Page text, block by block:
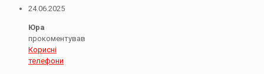
24.06.2025
Юра
прокоментував
Корисні
телефони